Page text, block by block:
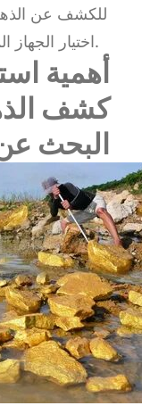
للكشف عن الذهب
اختيار الجهاز المناسب وفقاً لاحتياجاتكم وميزانيتكم.
أهمية
كشف
البحث